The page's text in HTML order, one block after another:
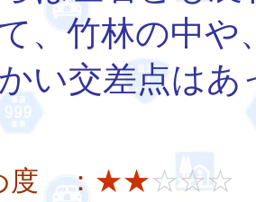
、竹林の中や
い交差点は
度 ： ★★☆☆☆